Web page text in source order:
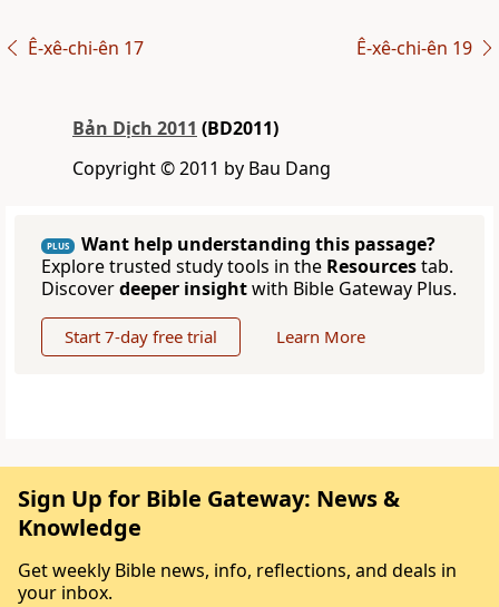
Ê-xê-chi-ên 17 Ê-xê-chi-ên 19
Bản Dịch 2011 (BD2011)
Copyright © 2011 by Bau Dang
PLUS
Want help understanding this passage?
Explore trusted study tools in the Resourcestab.
Discoverdeeper insightwith Bible Gateway Plus.
Start 7-day free trial Learn More
Sign Up for Bible Gateway: News &
Knowledge
Get weekly Bible news, info, reflections, and deals in
your inbox.